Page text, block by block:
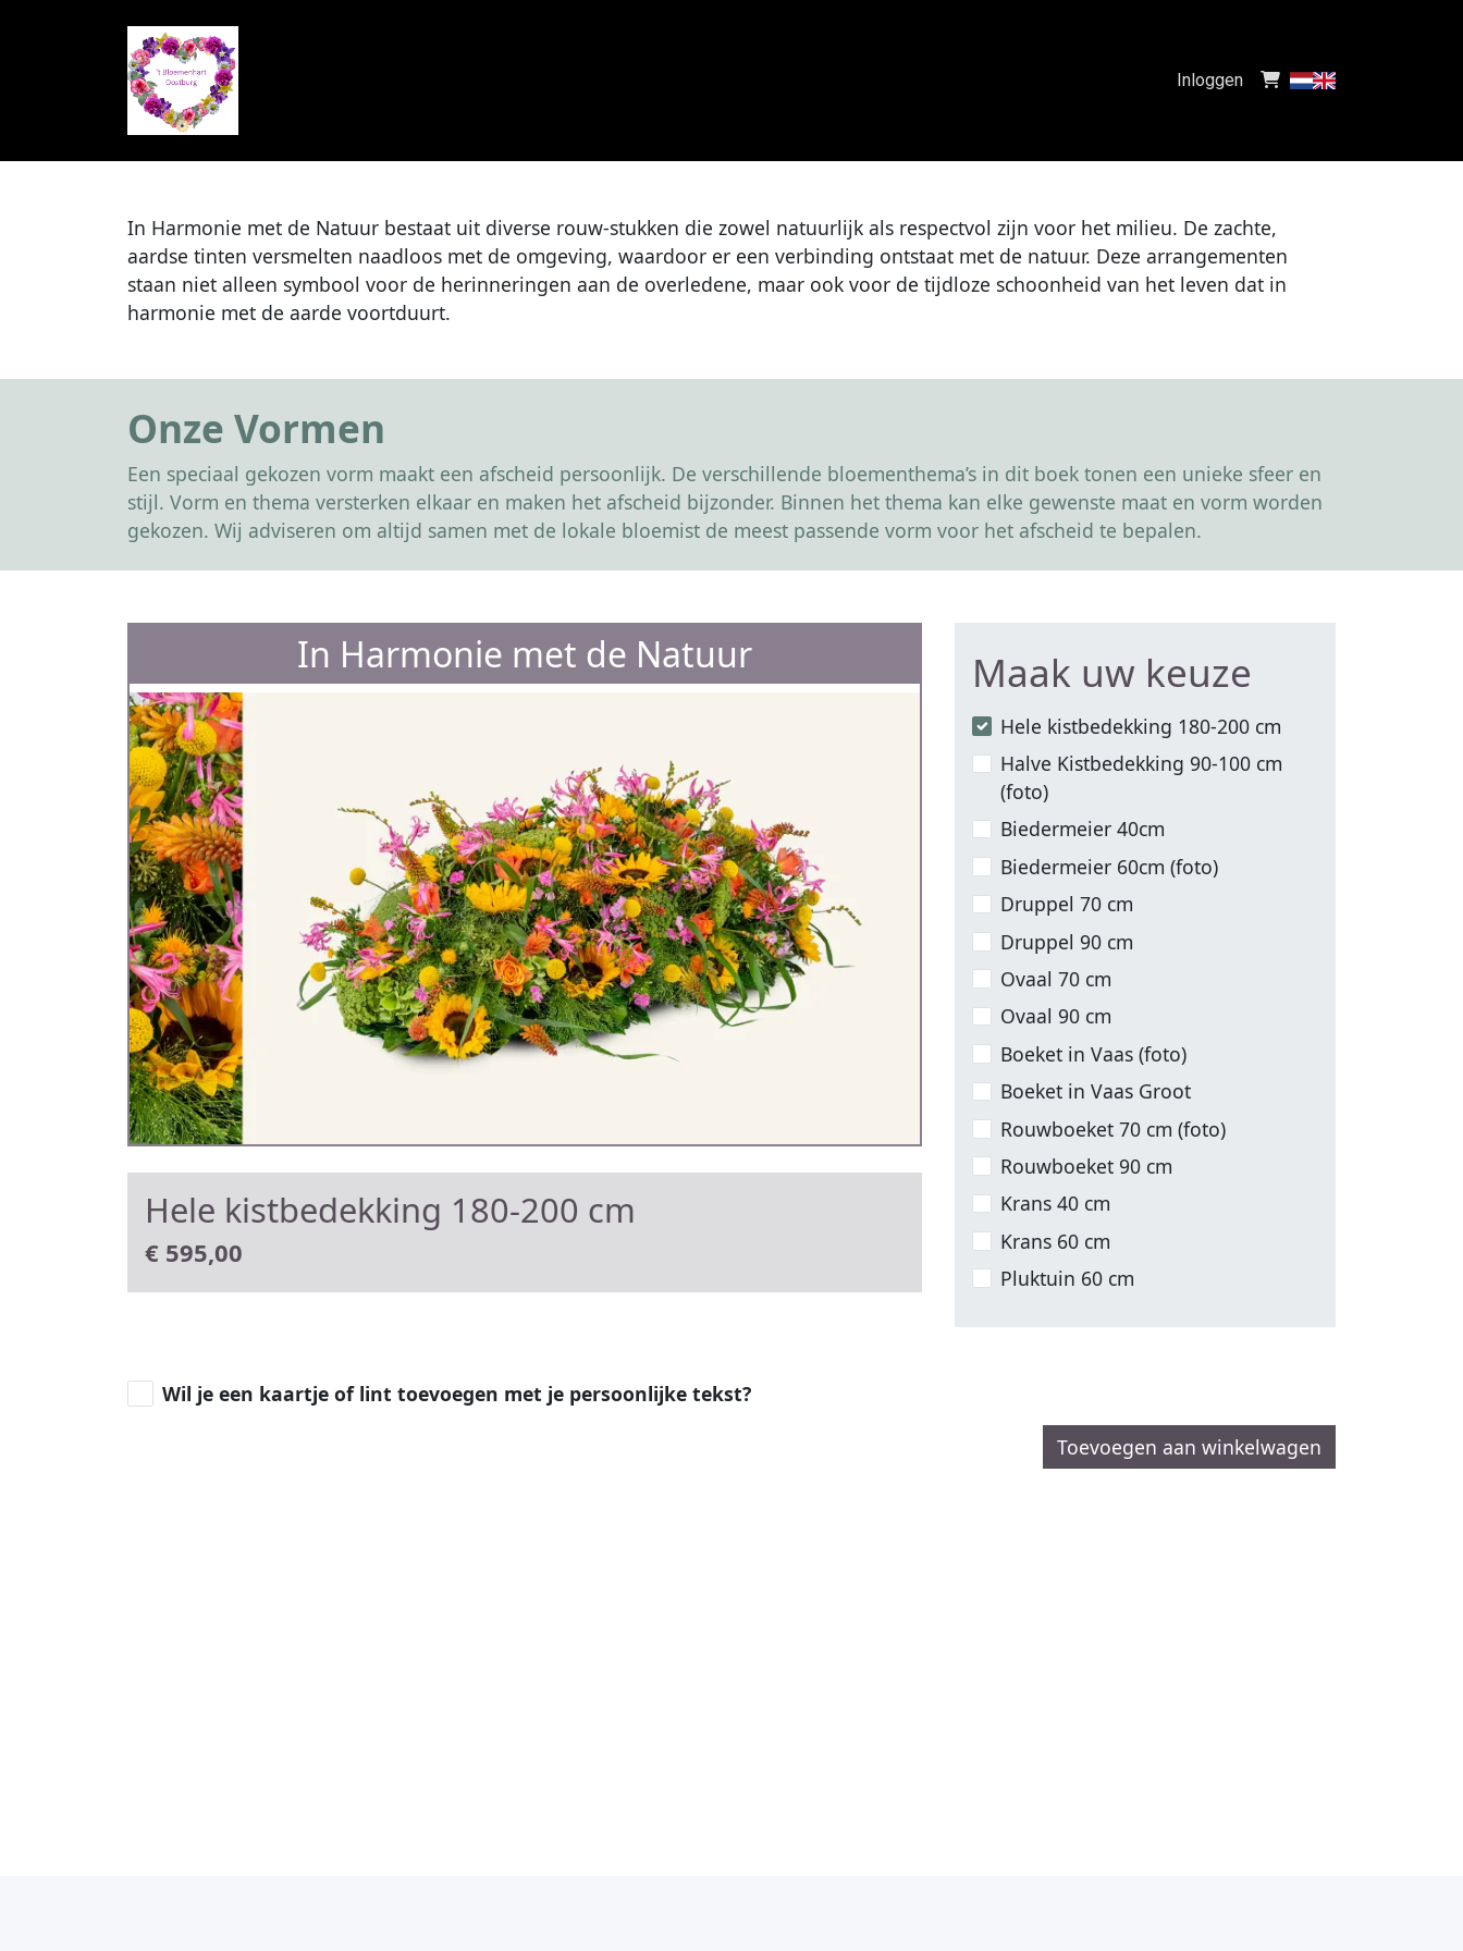
Inloggen
In Harmonie met de Natuur bestaat uit diverse rouw-stukken die zowel natuurlijk als respectvol zijn voor het milieu. De zachte,
aardse tinten versmelten naadloos met de omgeving, waardoor er een verbinding ontstaat met de natuur. Deze arrangementen
staan niet alleen symbool voor de herinneringen aan de overledene, maar ook voor de tijdloze schoonheid van het leven dat in
harmonie met de aarde voortduurt.
Onze Vormen
Een speciaal gekozen vorm maakt een afscheid persoonlijk. De verschillende bloementhema’s in dit boek tonen een unieke sfeer en
stijl. Vorm en thema versterken elkaar en maken het afscheid bijzonder. Binnen het thema kan elke gewenste maat en vorm worden
gekozen. Wij adviseren om altijd samen met de lokale bloemist de meest passende vorm voor het afscheid te bepalen.
In Harmonie met de Natuur
Hele kistbedekking 180-200 cm
€ 595,00
Maak uw keuze
Hele kistbedekking 180-200 cm
Halve Kistbedekking 90-100 cm
(foto)
Biedermeier 40cm
Biedermeier 60cm (foto)
Druppel 70 cm
Druppel 90 cm
Ovaal 70 cm
Ovaal 90 cm
Boeket in Vaas (foto)
Boeket in Vaas Groot
Rouwboeket 70 cm (foto)
Rouwboeket 90 cm
Krans 40 cm
Krans 60 cm
Pluktuin 60 cm
Wil je een kaartje of lint toevoegen met je persoonlijke tekst?
Toevoegen aan winkelwagen